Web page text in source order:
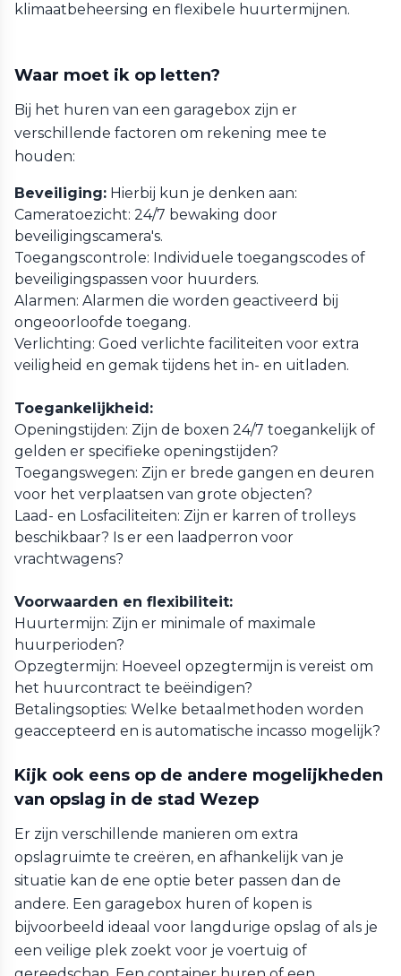
klimaatbeheersing en flexibele huurtermijnen.
Waar moet ik op letten?
Bij het huren van een garagebox zijn er
verschillende factoren om rekening mee te
houden:
Beveiliging: Hierbij kun je denken aan:
Cameratoezicht: 24/7 bewaking door
beveiligingscamera's.
Toegangscontrole: Individuele toegangscodes of
beveiligingspassen voor huurders.
Alarmen: Alarmen die worden geactiveerd bij
ongeoorloofde toegang.
Verlichting: Goed verlichte faciliteiten voor extra
veiligheid en gemak tijdens het in- en uitladen.
Toegankelijkheid:
Openingstijden: Zijn de boxen 24/7 toegankelijk of
gelden er specifieke openingstijden?
Toegangswegen: Zijn er brede gangen en deuren
voor het verplaatsen van grote objecten?
Laad- en Losfaciliteiten: Zijn er karren of trolleys
beschikbaar? Is er een laadperron voor
vrachtwagens?
Voorwaarden en flexibiliteit:
Huurtermijn: Zijn er minimale of maximale
huurperioden?
Opzegtermijn: Hoeveel opzegtermijn is vereist om
het huurcontract te beëindigen?
Betalingsopties: Welke betaalmethoden worden
geaccepteerd en is automatische incasso mogelijk?
Kijk ook eens op de andere mogelijkheden
van opslag in de stad Wezep
Er zijn verschillende manieren om extra
opslagruimte te creëren, en afhankelijk van je
situatie kan de ene optie beter passen dan de
andere. Een garagebox huren of kopen is
bijvoorbeeld ideaal voor langdurige opslag of als je
een veilige plek zoekt voor je voertuig of